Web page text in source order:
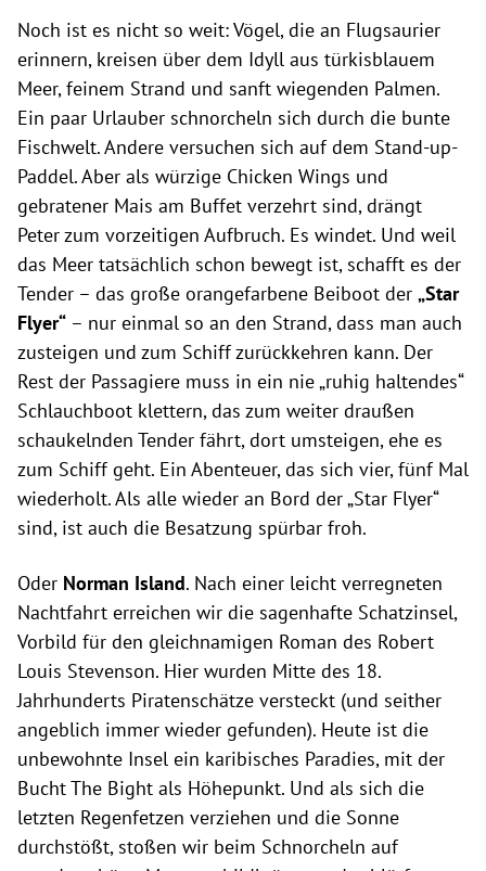
Noch ist es nicht so weit: Vögel, die an Flugsaurier
erinnern, kreisen über dem Idyll aus türkisblauem
Meer, feinem Strand und sanft wiegenden Palmen.
Ein paar Urlauber schnorcheln sich durch die bunte
Fischwelt. Andere versuchen sich auf dem Stand-up-
Paddel. Aber als würzige Chicken Wings und
gebratener Mais am Buffet verzehrt sind, drängt
Peter zum vorzeitigen Aufbruch. Es windet. Und weil
das Meer tatsächlich schon bewegt ist, schafft es der
Tender – das große orangefarbene Beiboot der „Star
Flyer“ – nur einmal so an den Strand, dass man auch
zusteigen und zum Schiff zurückkehren kann. Der
Rest der Passagiere muss in ein nie „ruhig haltendes“
Schlauchboot klettern, das zum weiter draußen
schaukelnden Tender fährt, dort umsteigen, ehe es
zum Schiff geht. Ein Abenteuer, das sich vier, fünf Mal
wiederholt. Als alle wieder an Bord der „Star Flyer“
sind, ist auch die Besatzung spürbar froh.
Oder Norman Island. Nach einer leicht verregneten
Nachtfahrt erreichen wir die sagenhafte Schatzinsel,
Vorbild für den gleichnamigen Roman des Robert
Louis Stevenson. Hier wurden Mitte des 18.
Jahrhunderts Piratenschätze versteckt (und seither
angeblich immer wieder gefunden). Heute ist die
unbewohnte Insel ein karibisches Paradies, mit der
Bucht The Bight als Höhepunkt. Und als sich die
letzten Regenfetzen verziehen und die Sonne
durchstößt, stoßen wir beim Schnorcheln auf